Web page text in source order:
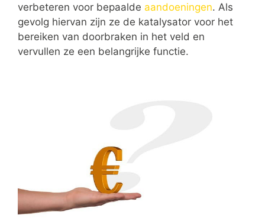
verbeteren voor bepaalde aandoeningen. Als
gevolg hiervan zijn ze de katalysator voor het
bereiken van doorbraken in het veld en
vervullen ze een belangrijke functie.